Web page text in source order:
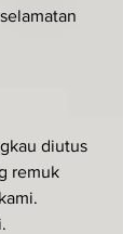
diutus
remuk